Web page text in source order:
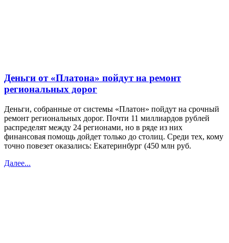
Деньги от «Платона» пойдут на ремонт
региональных дорог
Деньги, собранные от системы «Платон» пойдут на срочный
ремонт региональных дорог. Почти 11 миллиардов рублей
распределят между 24 регионами, но в ряде из них
финансовая помощь дойдет только до столиц. Среди тех, кому
точно повезет оказались: Екатеринбург (450 млн руб.
Далее...